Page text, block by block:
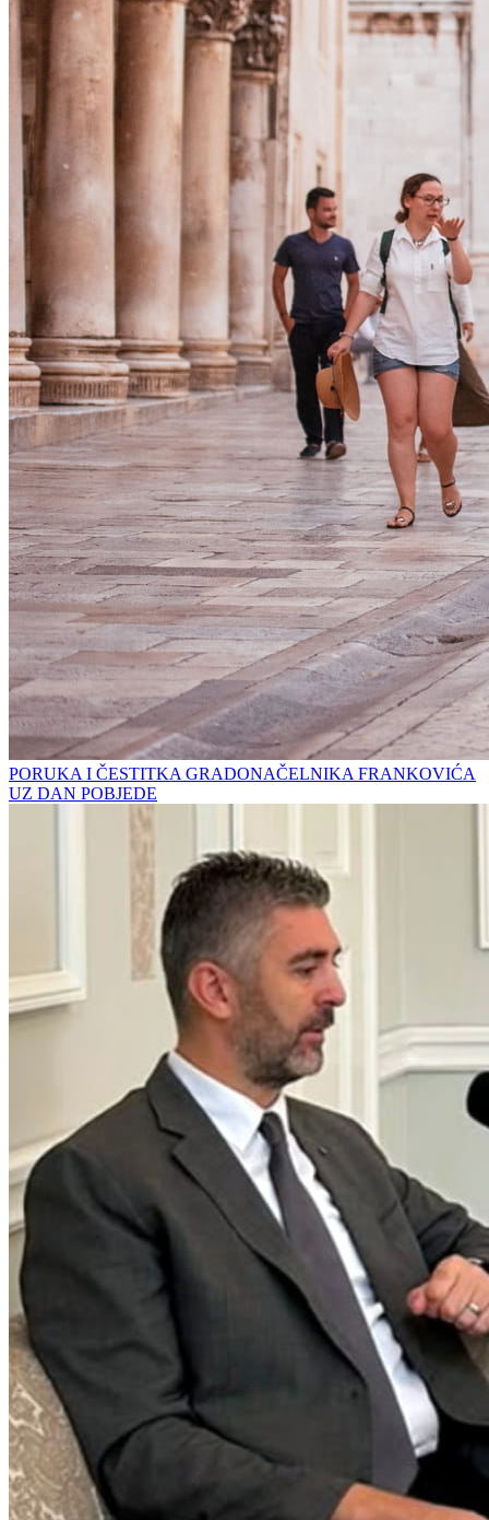
PORUKA I ČESTITKA GRADONAČELNIKA FRANKOVIĆA
UZ DAN POBJEDE